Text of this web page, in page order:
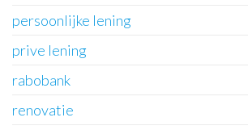
persoonlijke lening
prive lening
rabobank
renovatie